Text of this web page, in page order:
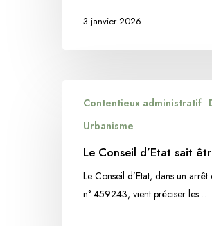
3 janvier 2026
Conseil
pragmatique
Contentieux administratif
Urbanisme
Le Conseil d’Etat sait
Le Conseil d’Etat, dans un
n° 459243, vient préciser les…